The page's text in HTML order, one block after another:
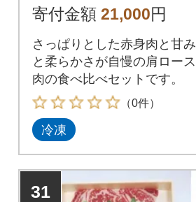
寄付金額 21,000円
さっぱりとした赤身肉と甘み
と柔らかさが自慢の肩ロース
肉の食べ比べセットです。
（0件）
冷凍
31